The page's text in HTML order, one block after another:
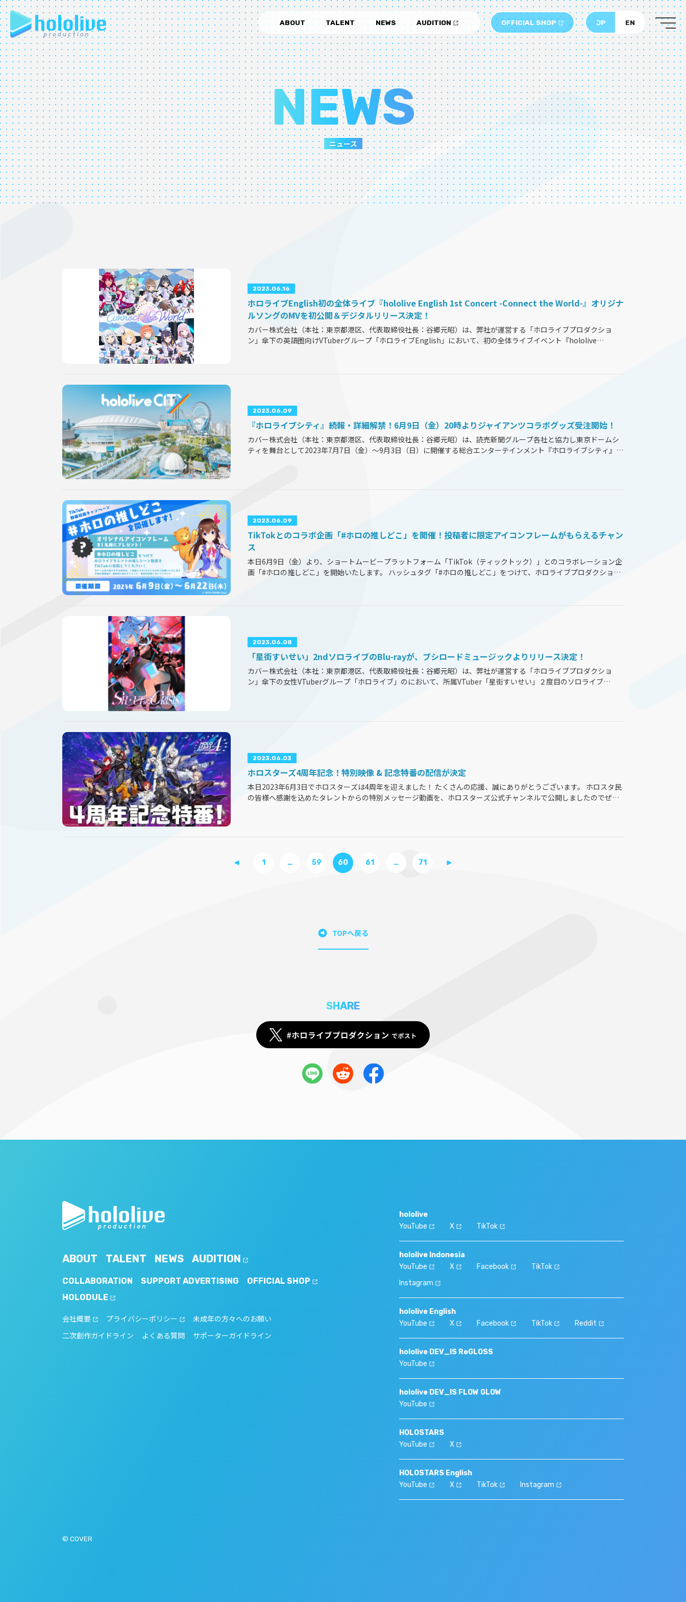
ABOUT TALENT NEWS AUDITION OFFICIAL SHOP EN
JP
EN
JP
ABOUT
TALENT
NEWS
COLLABORATION
SUPPORT ADVERTISING
OFFICIAL SHOP
HOLODULE
プライバシーポリシー
未成年の方々へのお願い
二次創作ガイドライン
よくある質問
サポーターガイドライン
NEWS
ニュース
2023.06.16
ホロライブEnglish初の全体ライブ『hololive English 1st Concert -Connect the World-』オリジナ
ルソングのMVを初公開＆デジタルリリース決定！
カバー株式会社（本社：東京都港区、代表取締役社長：谷郷元昭）は、弊社が運営する「ホロライブプロダクショ
ン」傘下の英語圏向けVTuberグループ「ホロライブEnglish」において、初の全体ライブイベント『hololive
2023.06.09
『ホロライブシティ』続報・詳細解禁！6月9日（金）20時よりジャイアンツコラボグッズ受注開始！
カバー株式会社（本社：東京都港区、代表取締役社長：谷郷元昭）は、読売新聞グループ各社と協力し東京ドームシ
ティを舞台として2023年7月7日（金）～9月3日（日）に開催する総合エンターテインメント『ホロライブシティ』に
2023.06.09
TikTokとのコラボ企画「#ホロの推しどこ」を開催！投稿者に限定アイコンフレームがもらえるチャン
ス
本日6月9日（金）より、ショートムービープラットフォーム「TikTok（ティックトック）」とのコラボレーション企
画「#ホロの推しどこ」を開始いたします。 ハッシュタグ「#ホロの推しどこ」をつけて、ホロライブプロダクション
2023.06.08
「星街すいせい」2ndソロライブのBlu-rayが、ブシロードミュージックよりリリース決定！
カバー株式会社（本社：東京都港区、代表取締役社長：谷郷元昭）は、弊社が運営する「ホロライブプロダクショ
ン」傘下の女性VTuberグループ「ホロライブ」のにおいて、所属VTuber「星街すいせい」２度目のソロライブ
2023.06.03
ホロスターズ4周年記念！特別映像 & 記念特番の配信が決定
本日2023年6月3日でホロスターズは4周年を迎えました！ たくさんの応援、誠にありがとうございます。 ホロスタ民
の皆様へ感謝を込めたタレントからの特別メッセージ動画を、ホロスターズ公式チャンネルで公開しましたのでぜひ
1 … 59 60 61 … 71
TOPへ戻る
SHARE
ABOUT TALENT NEWS AUDITION
COLLABORATION SUPPORT ADVERTISING
OFFICIAL SHOP
HOLODULE
会社概要 プライバシーポリシー
未成年の方々へのお願い
二次創作ガイドライン
よくある質問 サポーターガイドライン
hololive
YouTube
X TikTok
hololive Indonesia
YouTube
X Facebook
TikTok
Instagram
hololive English
YouTube
X Facebook TikTok Reddit
hololive DEV_IS ReGLOSS
YouTube
hololive DEV_IS FLOW GLOW
YouTube
HOLOSTARS
YouTube
X
HOLOSTARS English
YouTube
X TikTok Instagram
© COVER